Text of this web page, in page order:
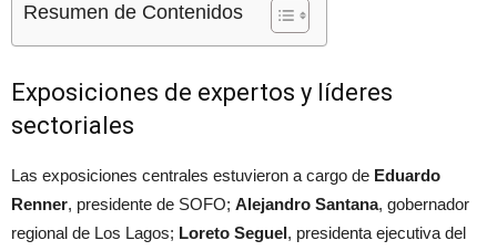
Resumen de Contenidos
Exposiciones de expertos y líderes
sectoriales
Las exposiciones centrales estuvieron a cargo de Eduardo
Renner, presidente de SOFO; Alejandro Santana, gobernador
regional de Los Lagos; Loreto Seguel, presidenta ejecutiva del